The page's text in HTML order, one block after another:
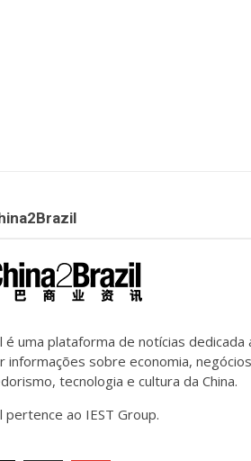
é uma plataforma de notícias dedicada
informações sobre economia,
tecnologia e cultura da China.
pertence ao IEST Group.